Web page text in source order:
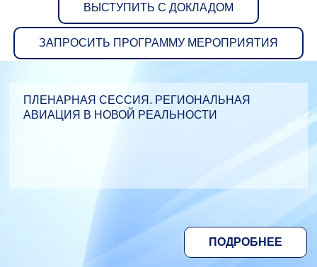
ВЫСТУПИТЬ С ДОКЛАДОМ
ЗАПРОСИТЬ ПРОГРАММУ МЕРОПРИЯТИЯ
ПЛЕНАРНАЯ СЕССИЯ. РЕГИОНАЛЬНАЯ
АВИАЦИЯ В НОВОЙ РЕАЛЬНОСТИ
ПОДРОБНЕЕ